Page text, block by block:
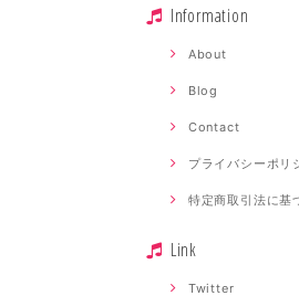
Information
About
Blog
Contact
プライバシーポリ
特定商取引法に基
Link
Twitter